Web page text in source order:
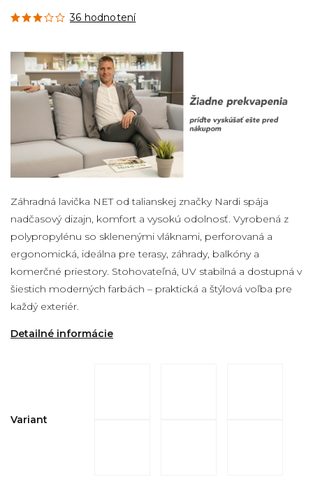
36 hodnotení
Záhradná lavička NET od talianskej značky Nardi spája
nadčasový dizajn, komfort a vysokú odolnosť. Vyrobená z
polypropylénu so sklenenými vláknami, perforovaná a
ergonomická, ideálna pre terasy, záhrady, balkóny a
komerčné priestory. Stohovateľná, UV stabilná a dostupná v
šiestich moderných farbách – praktická a štýlová voľba pre
každý exteriér.
Detailné informácie
Variant